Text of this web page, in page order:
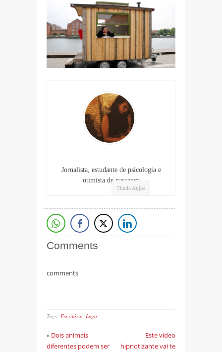
Thaila Anjos
Jornalista, estudante de psicologia e
otimista de nascença
Comments
comments
Tags: Escritório, Lego
« Dois animais
diferentes podem ser
Este vídeo
hipnotizante vai te